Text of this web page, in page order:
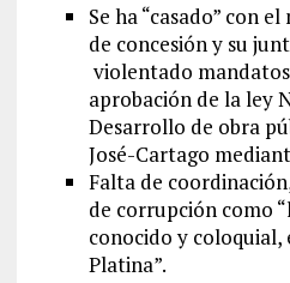
Se ha “casado” con
de concesión y su
violentado
aprobación de la ley
Desarrollo de obra
José-Cartago
Falta de
de corrupción como
conocido y coloquial,
Platina”.